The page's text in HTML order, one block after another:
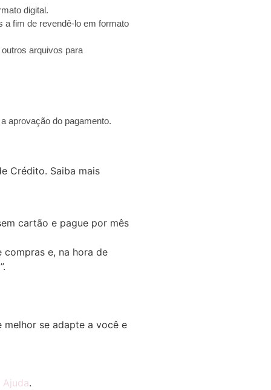
digital.
a fim de revendê-lo em formato
arquivos para
aprovação do pagamento.
Crédito. Saiba mais
cartão e pague por mês
e, na hora de
melhor se adapte a você e
Ajuda.